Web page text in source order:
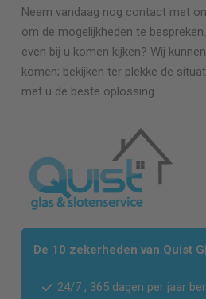
Neem vandaag nog contact met
om de mogelijkheden te
even bij u komen kijken? Wij
komen; bekijken ter plekke de
met u de beste oplossing.
De 10 zekerheden van Quist
24/7 , 365 dagen per jaar